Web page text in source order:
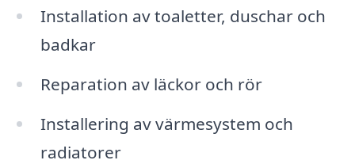
Installation av toaletter, duschar och
badkar
Reparation av läckor och rör
Installering av värmesystem och
radiatorer